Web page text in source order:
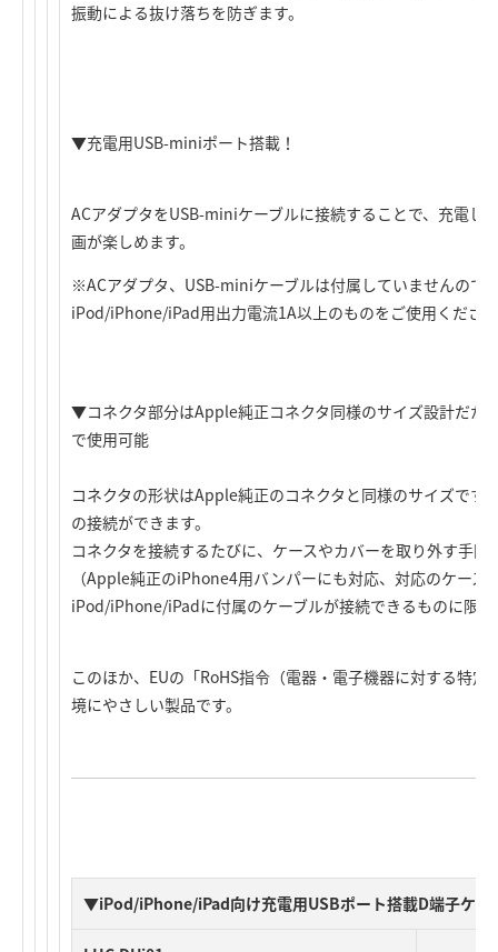
振動による抜け落ちを防ぎます。
▼充電用USB-miniポート搭載！
ACアダプタをUSB-miniケーブルに接続することで、充電
画が楽しめます。
※ACアダプタ、USB-miniケーブルは付属していませんので
iPod/iPhone/iPad用出力電流1A以上のものをご使用くださ
▼コネクタ部分はApple純正コネクタ同様のサイズ設計だか
で使用可能
コネクタの形状はApple純正のコネクタと同様のサイズです
の接続ができます。
コネクタを接続するたびに、ケースやカバーを取り外す手
（Apple純正のiPhone4用バンパーにも対応、対応のケース
iPod/iPhone/iPadに付属のケーブルが接続できるものに限り
このほか、EUの「RoHS指令（電器・電子機器に対する特
境にやさしい製品です。
▼iPod/iPhone/iPad向け充電用USBポート搭載D端子ケー